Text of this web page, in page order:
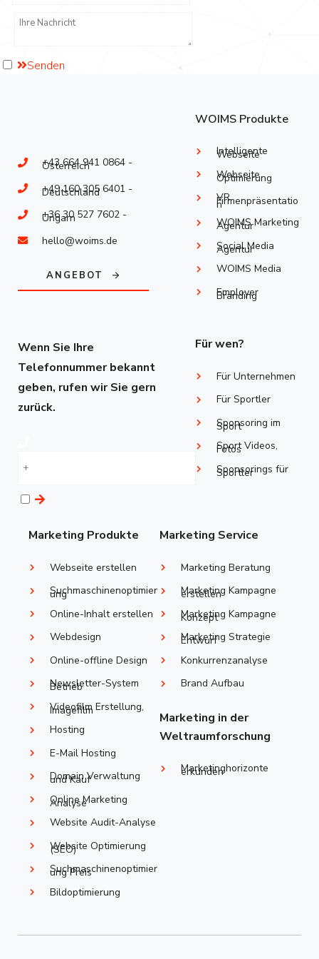
Senden
+43 664 941 0864 -
Österreich
+49 160 305 6401 -
Deutschland
+36 30 527 7602 -
Ungarn
hello@woims.de
ANGEBOT
Wenn Sie Ihre
Telefonnummer bekannt
geben, rufen wir Sie gern
zurück.
WOIMS Produkte
Intelligente
Webseite
Webseite
Optimierung
VR
Firmenpräsentatio
n
WOIMS Marketing
Agentur
Social Media
Agentur
WOIMS Media
Employer
Branding
Für wen?
Für Unternehmen
Für Sportler
Sponsoring im
Sport
Sport Videos,
Fotos
Sponsorings ​für
Sportler
Marketing Produkte
Webseite erstellen
Suchmaschinenoptimier
ung
Online-Inhalt erstellen
Webdesign
Online-offline Design
Newsletter-System
Betrieb
Videofilm Erstellung,
Imagefilm
Hosting
E-Mail Hosting
Domain Verwaltung
und Kauf
Online Marketing
Analyse
Website Audit-Analyse
Website Optimierung
(SEO)
Suchmaschinenoptimier
ung Preis
Bildoptimierung
Marketing Service
Marketing Beratung
Marketing Kampagne
erstellen
Marketing Kampagne
Konzept
Marketing Strategie
Entwurf
Konkurrenzanalyse
Brand Aufbau
Marketing in der
Weltraumforschung
Marketinghorizonte
erkunden